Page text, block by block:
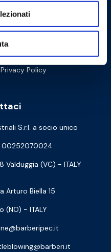
Privacy Policy
S.r.l. a socio unico
00252070024
Valduggia (VC) - ITALY
Arturo Biella 15
(NO) - ITALY